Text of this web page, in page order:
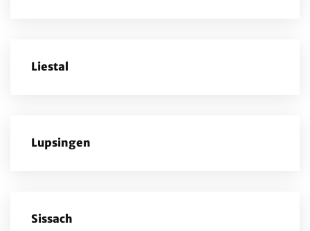
Liestal
Lupsingen
Sissach